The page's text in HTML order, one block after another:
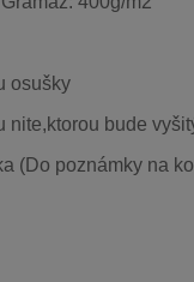
osušky
nite,ktorou bude
(Do poznámky na